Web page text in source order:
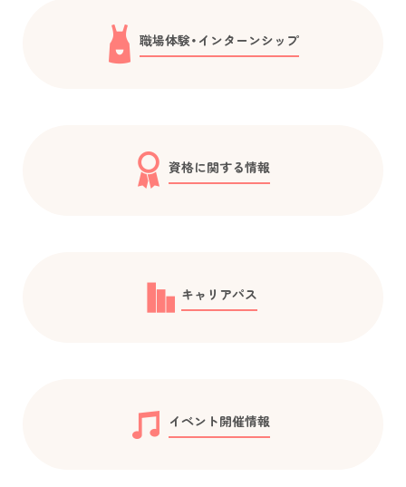
職場体験・インターンシップ
資格に関する情報
キャリアパス
イベント開催情報